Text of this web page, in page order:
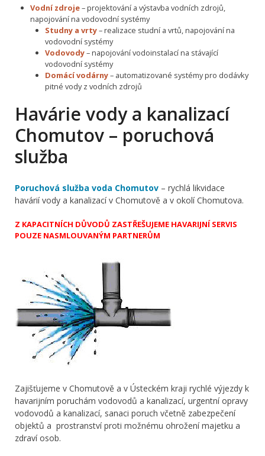
Vodní zdroje– projektování a výstavba vodních zdrojů,
napojování na vodovodní systémy
Studny a vrty– realizace studní a vrtů, napojování na
vodovodní systémy
Vodovody– napojování vodoinstalací na stávající
vodovodní systémy
Domácí vodárny– automatizované systémy pro dodávky
pitné vody z vodních zdrojů
Havárie vody a kanalizací
Chomutov – poruchová
služba
Poruchová služba voda Chomutov – rychlá likvidace
havárií vody a kanalizací v Chomutově a v okolí Chomutova.
Z KAPACITNÍCH DŮVODŮ ZASTŘEŠUJEME HAVARIJNÍ SERVIS
POUZE NASMLOUVANÝM PARTNERŮM
Zajišťujeme v Chomutově a v Ústeckém kraji rychlé výjezdy k
havarijním poruchám vodovodů a kanalizací, urgentní opravy
vodovodů a kanalizací, sanaci poruch včetně zabezpečení
objektů a prostranství proti možnému ohrožení majetku a
zdraví osob.